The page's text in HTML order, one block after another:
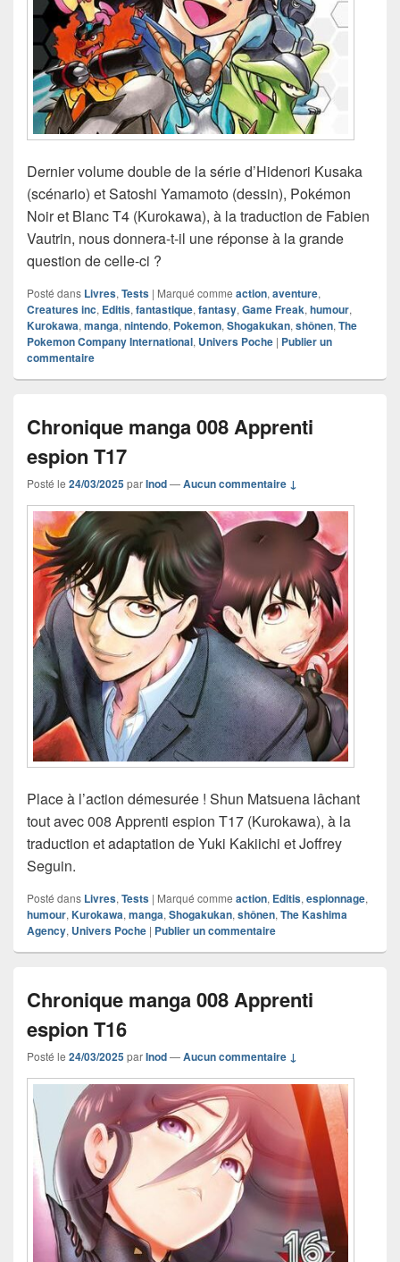
Dernier volume double de la série d’Hidenori Kusaka
(scénario) et Satoshi Yamamoto (dessin), Pokémon
Noir et Blanc T4 (Kurokawa), à la traduction de Fabien
Vautrin, nous donnera-t-il une réponse à la grande
question de celle-ci ?
Posté dans Livres, Tests | Marqué comme action, aventure,
Creatures inc, Editis, fantastique, fantasy, Game Freak, humour,
Kurokawa, manga, nintendo, Pokemon, Shogakukan, shônen, The
Pokemon Company International, Univers Poche | Publier un
commentaire
Chronique manga 008 Apprenti
espion T17
Posté le 24/03/2025parInod—Aucun commentaire ↓
Place à l’action démesurée ! Shun Matsuena lâchant
tout avec 008 Apprenti espion T17 (Kurokawa), à la
traduction et adaptation de Yuki Kakiichi et Joffrey
Seguin.
Posté dans Livres, Tests | Marqué comme action, Editis, espionnage,
humour, Kurokawa, manga, Shogakukan, shônen, The Kashima
Agency, Univers Poche | Publier un commentaire
Chronique manga 008 Apprenti
espion T16
Posté le 24/03/2025parInod—Aucun commentaire ↓